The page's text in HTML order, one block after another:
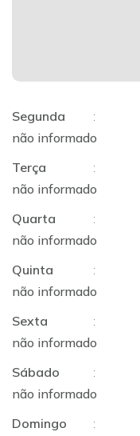
Segunda
:
não informado
Terça
:
não informado
Quarta
:
não informado
Quinta
:
não informado
Sexta
:
não informado
Sábado
:
não informado
Domingo
: